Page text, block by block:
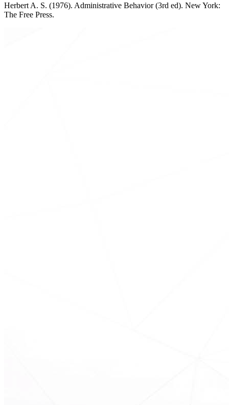
Herbert A. S. (1976). Administrative Behavior (3rd ed). New York:
The Free Press.